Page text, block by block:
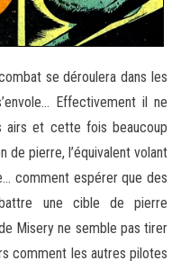
se déroulera dans les
Effectivement il ne
airs et cette fois beaucoup
de pierre, l’équivalent volant
comment espérer que des
une cible de pierre
Misery ne semble pas tirer
comment les autres pilotes